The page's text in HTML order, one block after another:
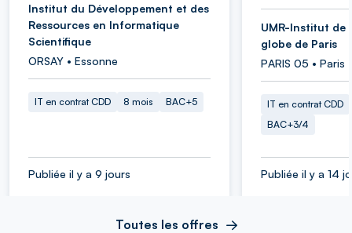
Institut du Développement et des
Ressources en Informatique
Scientifique
ORSAY • Essonne
IT en contrat CDD 8 mois BAC+5
Publiée il y a 9 jours
UMR-Institut de
globe de Paris
PARIS 05 • Paris
IT en contrat CDD
BAC+3/4
Publiée il y a 14
Toutes les offres